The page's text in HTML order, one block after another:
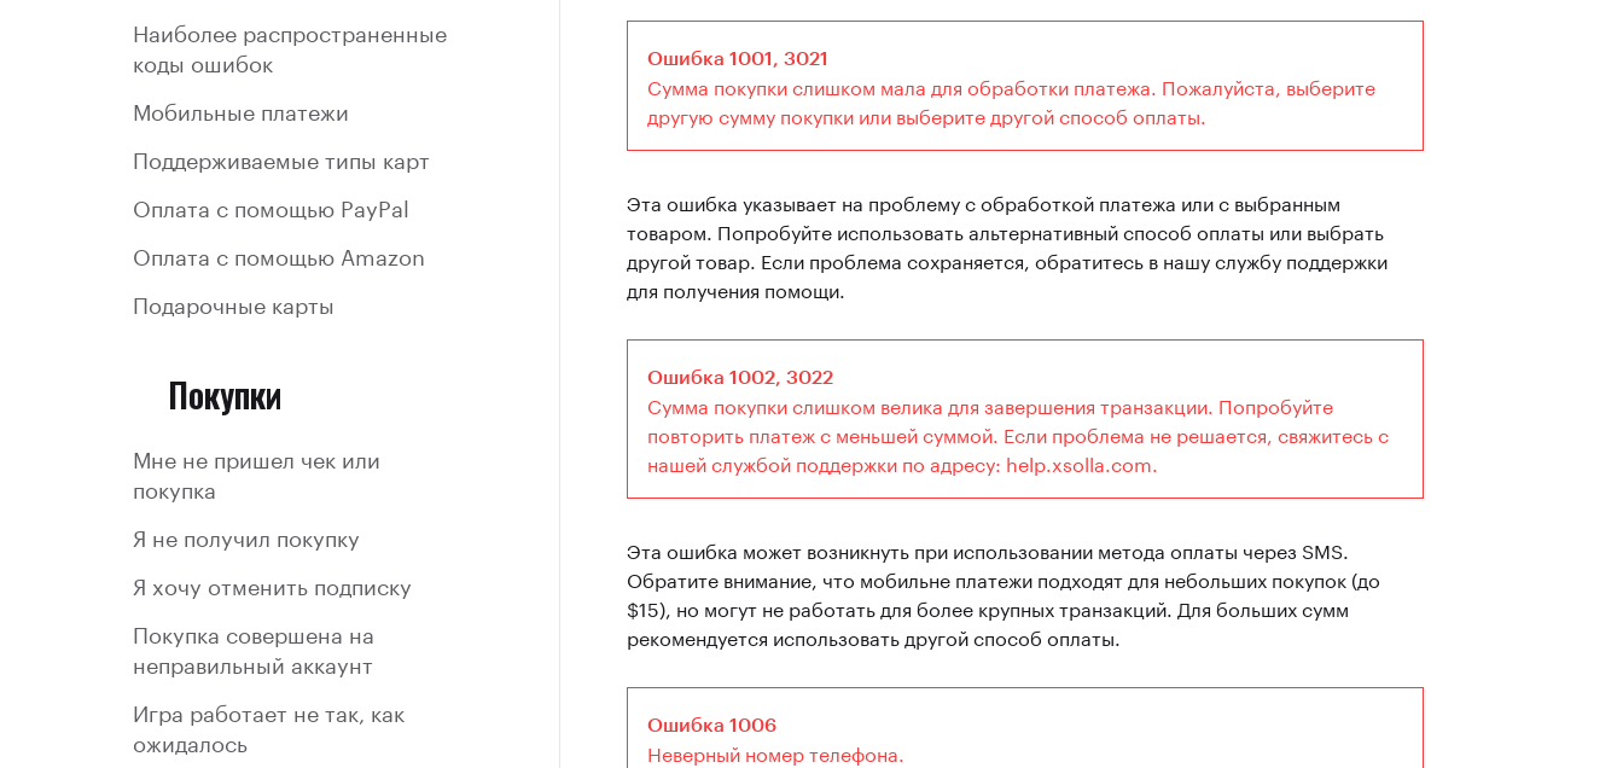
Наиболее распространенные
коды ошибок
Мобильные платежи
Поддерживаемые типы карт
Оплата с помощью PayPal
Оплата с помощью Amazon
Подарочные карты
Покупки
Мне не пришел чек или
покупка
Я не получил покупку
Я хочу отменить подписку
Покупка совершена на
неправильный аккаунт
Игра работает не так, как
ожидалось
Ошибка 1001, 3021
Сумма покупки слишком мала для обработки платежа. Пожалуйста, выберите
другую сумму покупки или выберите другой способ оплаты.
Эта ошибка указывает на проблему с обработкой платежа или с выбранным
товаром. Попробуйте использовать альтернативный способ оплаты или выбрать
другой товар. Если проблема сохраняется, обратитесь в нашу службу поддержки
для получения помощи.
Ошибка 1002, 3022
Сумма покупки слишком велика для завершения транзакции. Попробуйте
повторить платеж с меньшей суммой. Если проблема не решается, свяжитесь с
нашей службой поддержки по адресу: help.xsolla.com.
Эта ошибка может возникнуть при использовании метода оплаты через SMS.
Обратите внимание, что мобильне платежи подходят для небольших покупок (до
$15), но могут не работать для более крупных транзакций. Для больших сумм
рекомендуется использовать другой способ оплаты.
Ошибка 1006
Неверный номер телефона.